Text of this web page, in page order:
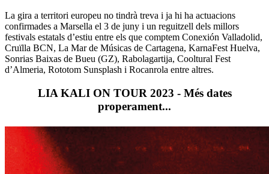
La gira a territori europeu no tindrà treva i ja hi ha actuacions
confirmades a Marsella el 3 de juny i un reguitzell dels millors
festivals estatals d’estiu entre els que comptem Conexión Valladolid,
Cruïlla BCN, La Mar de Músicas de Cartagena, KarnaFest Huelva,
Sonrias Baixas de Bueu (GZ), Rabolagartija, Cooltural Fest
d’Almeria, Rototom Sunsplash i Rocanrola entre altres.
LIA KALI ON TOUR 2023 - Més dates
properament...